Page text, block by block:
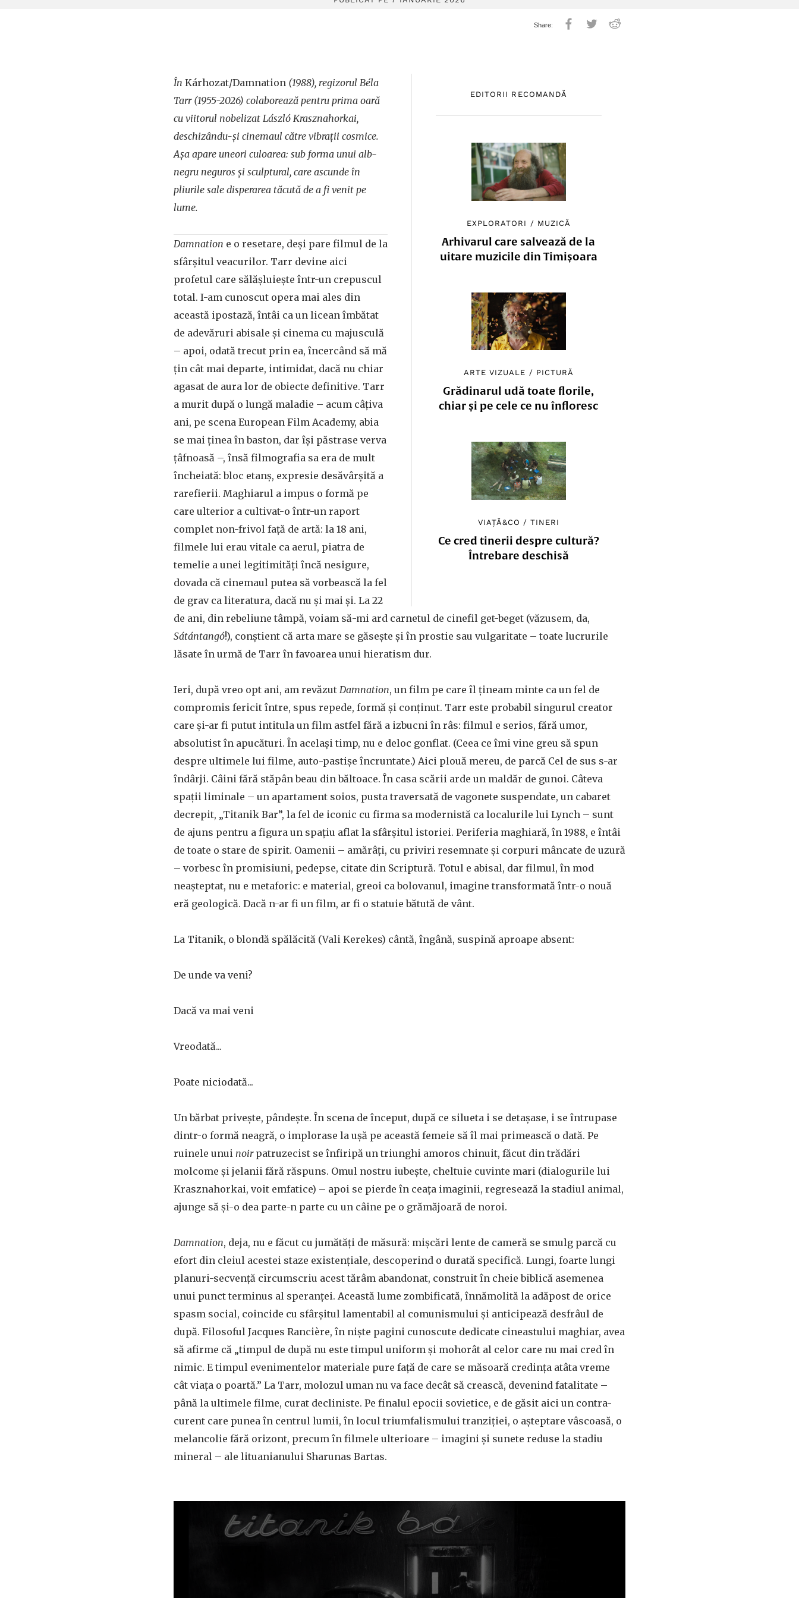
EDITORII RECOMANDĂ
EXPLORATORI / MUZICĂ
Arhivarul care salvează de la
uitare muzicile din Timișoara
ARTE VIZUALE / PICTURĂ
Grădinarul udă toate florile,
chiar și pe cele ce nu înfloresc
VIAȚĂ&CO /TINERI
Ce cred tinerii despre cultură?
Întrebare deschisă
În Kárhozat/Damnation (1988), regizorul Béla
Tarr (1955-2026) colaborează pentru prima oară
cu viitorul nobelizat László Krasznahorkai,
deschizându-și cinemaul către vibrații cosmice.
Așa apare uneori culoarea: sub forma unui alb-
negru neguros și sculptural, care ascunde în
pliurile sale disperarea tăcută de a fi venit pe
lume.
Damnation e o resetare, deși pare filmul de la
sfârșitul veacurilor. Tarr devine aici
profetul care sălășluiește într-un crepuscul
total. I-am cunoscut opera mai ales din
această ipostază, întâi ca un licean îmbătat
de adevăruri abisale și cinema cu majusculă
– apoi, odată trecut prin ea, încercând să mă
țin cât mai departe, intimidat, dacă nu chiar
agasat de aura lor de obiecte definitive. Tarr
a murit după o lungă maladie – acum câțiva
ani, pe scena European Film Academy, abia
se mai ținea în baston, dar își păstrase verva
țâfnoasă –, însă filmografia sa era de mult
încheiată: bloc etanș, expresie desăvârșită a
rarefierii. Maghiarul a impus o formă pe
care ulterior a cultivat-o într-un raport
complet non-frivol față de artă: la 18 ani,
filmele lui erau vitale ca aerul, piatra de
temelie a unei legitimități încă nesigure,
dovada că cinemaul putea să vorbească la fel
de grav ca literatura, dacă nu și mai și. La 22
de ani, din rebeliune tâmpă, voiam să-mi ard carnetul de cinefil get-beget (văzusem, da,
Sátántangó!), conștient că arta mare se găsește și în prostie sau vulgaritate – toate lucrurile
lăsate în urmă de Tarr în favoarea unui hieratism dur.
Ieri, după vreo opt ani, am revăzut Damnation, un film pe care îl țineam minte ca un fel de
compromis fericit între, spus repede, formă și conținut. Tarr este probabil singurul creator
care și-ar fi putut intitula un film astfel fără a izbucni în râs: filmul e serios, fără umor,
absolutist în apucături. În același timp, nu e deloc gonflat. (Ceea ce îmi vine greu să spun
despre ultimele lui filme, auto-pastișe încruntate.) Aici plouă mereu, de parcă Cel de sus s-ar
îndârji. Câini fără stăpân beau din băltoace. În casa scării arde un maldăr de gunoi. Câteva
spații liminale – un apartament soios, pusta traversată de vagonete suspendate, un cabaret
decrepit, „Titanik Bar”, la fel de iconic cu firma sa modernistă ca localurile lui Lynch – sunt
de ajuns pentru a figura un spațiu aflat la sfârșitul istoriei. Periferia maghiară, în 1988, e întâi
de toate o stare de spirit. Oamenii – amărâți, cu priviri resemnate și corpuri mâncate de uzură
– vorbesc în promisiuni, pedepse, citate din Scriptură. Totul e abisal, dar filmul, în mod
neașteptat, nu e metaforic: e material, greoi ca bolovanul, imagine transformată într-o nouă
eră geologică. Dacă n-ar fi un film, ar fi o statuie bătută de vânt.
La Titanik, o blondă spălăcită (Vali Kerekes) cântă, îngână, suspină aproape absent:
De unde va veni?
Dacă va mai veni
Vreodată...
Poate niciodată...
Un bărbat privește, pândește. În scena de început, după ce silueta i se detașase, i se întrupase
dintr-o formă neagră, o implorase la ușă pe această femeie să îl mai primească o dată. Pe
ruinele unui noirpatruzecist se înfiripă un triunghi amoros chinuit, făcut din trădări
molcome și jelanii fără răspuns. Omul nostru iubește, cheltuie cuvinte mari (dialogurile lui
Krasznahorkai, voit emfatice) – apoi se pierde în ceața imaginii, regresează la stadiul animal,
ajunge să și-o dea parte-n parte cu un câine pe o grămăjoară de noroi.
Damnation, deja, nu e făcut cu jumătăți de măsură: mișcări lente de cameră se smulg parcă cu
efort din cleiul acestei staze existențiale, descoperind o durată specifică. Lungi, foarte lungi
planuri-secvență circumscriu acest tărâm abandonat, construit în cheie biblică asemenea
unui punct terminus al speranței. Această lume zombificată, înnămolită la adăpost de orice
spasm social, coincide cu sfârșitul lamentabil al comunismului și anticipează desfrâul de
după. Filosoful Jacques Rancière, în niște pagini cunoscute dedicate cineastului maghiar, avea
să afirme că „timpul de după nu este timpul uniform și mohorât al celor care nu mai cred în
nimic. E timpul evenimentelor materiale pure față de care se măsoară credința atâta vreme
cât viața o poartă.” La Tarr, molozul uman nu va face decât să crească, devenind fatalitate –
până la ultimele filme, curat decliniste. Pe finalul epocii sovietice, e de găsit aici un contra-
curent care punea în centrul lumii, în locul triumfalismului tranziției, o așteptare vâscoasă, o
melancolie fără orizont, precum în filmele ulterioare – imagini și sunete reduse la stadiu
mineral – ale lituanianului Sharunas Bartas.